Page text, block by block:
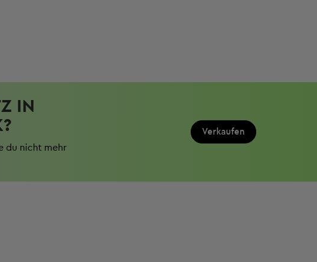
IN
du nicht mehr
Verkaufen